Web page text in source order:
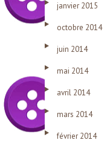
janvier 2015
octobre 2014
juin 2014
mai 2014
avril 2014
mars 2014
février 2014